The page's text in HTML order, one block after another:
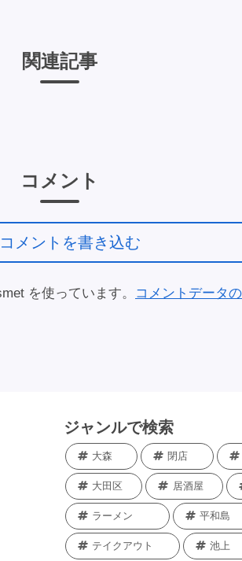
関連記事
コメント
コメントを書き込む
を使っています。
コメントデータ
ジャンルで検索
大森 閉店
大田区 居酒屋
ラーメン 平和島
テイクアウト 池上